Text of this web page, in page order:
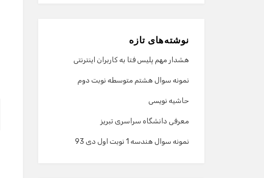
نوشته‌های تازه
هشدار مهم پلیس فتا به کاربران اینترنتی
نمونه سوال هشتم متوسطه نوبت دوم
حاشیه نویسی
معرفی دانشگاه سراسری تبریز
نمونه سوال هندسه 1 نوبت اول دی 93